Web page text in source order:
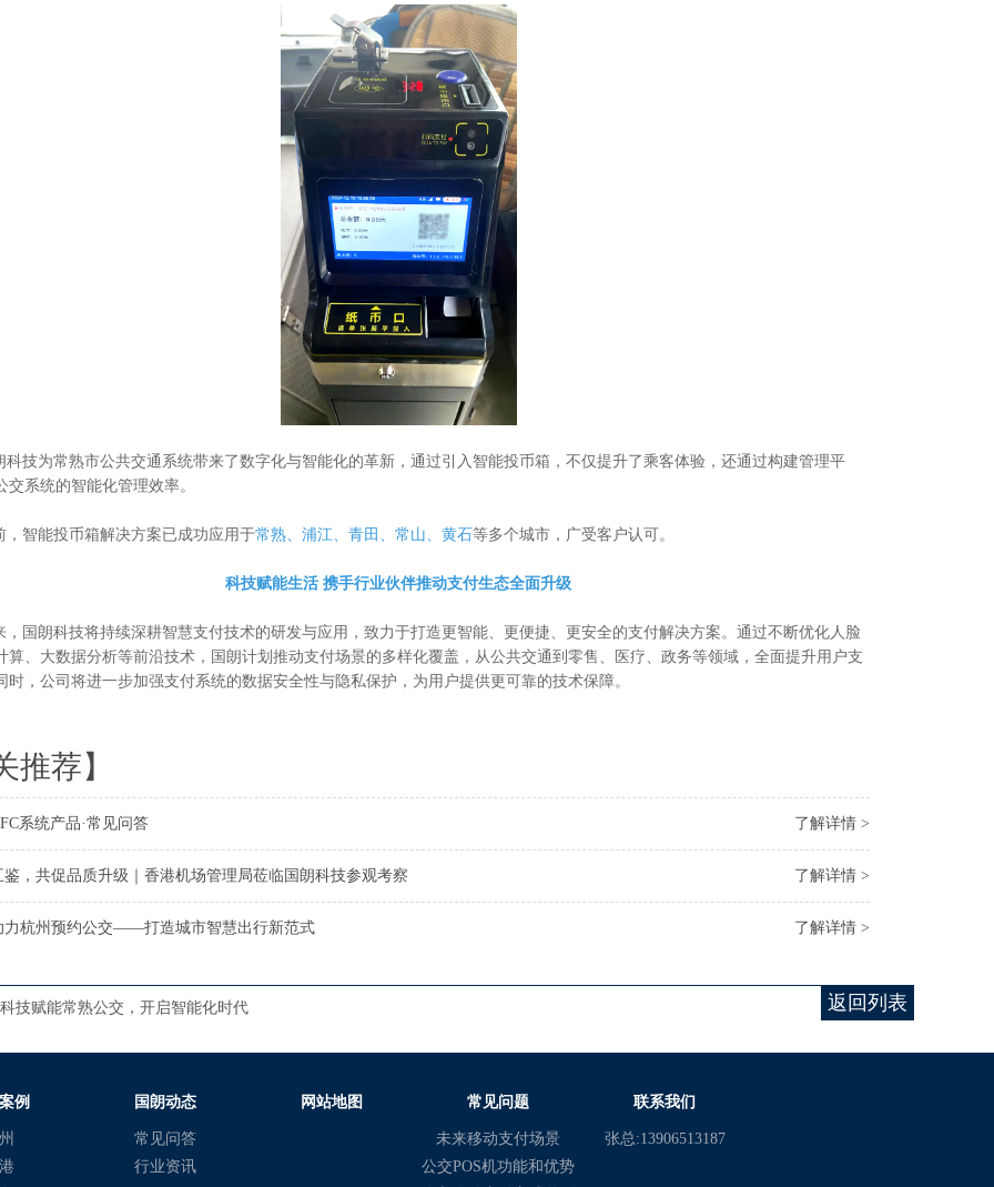
为常熟市公共交通系统带来了数字化与智能化的革新，通过引入智能投币箱，不仅提升了乘客体验，还通过构建管理平
交系统的智能化管理效率。
能投币箱解决方案已成功应用于常熟、浦江、青田、常山、黄石等多个城市，广受客户认可。
科技赋能生活 携手行业伙伴推动支付生态全面升级
朗科技将持续深耕智慧支付技术的研发与应用，致力于打造更智能、更便捷、更安全的支付解决方案。通过不断优化人脸
算、大数据分析等前沿技术，国朗计划推动支付场景的多样化覆盖，从公共交通到零售、医疗、政务等领域，全面提升用户支
时，公司将进一步加强支付系统的数据安全性与隐私保护，为用户提供更可靠的技术保障。
推荐】
了解详情 >
系统产品·常见问答
了解详情 >
鉴，共促品质升级｜香港机场管理局莅临国朗科技参观考察
了解详情 >
力杭州预约公交——打造城市智慧出行新范式
返回列表
技赋能常熟公交，开启智能化时代
例 国朗动态
常见问答
行业资讯
网站地图 常见问题
未来移动支付场景
公交POS机功能和优势
联系我们
张总:13906513187